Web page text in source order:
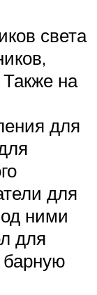
света
Также на
для
для
ними
для